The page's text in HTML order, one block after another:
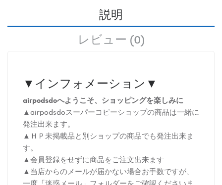
説明
レビュー (0)
▼インフォメーション▼
airpodsdoへようこそ、ショッピングを楽しみに
▲airpodsdoスーパーコピーショップの商品は一緒に
発注出来ます。
▲ＨＰ未掲載品と別ショップの商品でも発注出来ま
す。
▲会員登録をせずに商品をご注文出来ます
▲当店からのメールが届かない場合お手数ですが、